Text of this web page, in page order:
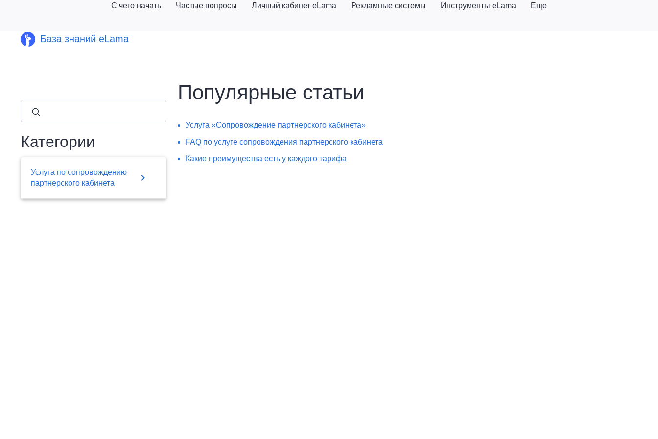
База знаний eLama
С чего начать Частые вопросы Личный кабинет eLama Рекламные системы Инструменты eLama Еще
Категории
Услуга по сопровождению
партнерского кабинета
chevron_right
Популярные статьи
Услуга «Сопровождение партнерского кабинета»
FAQ по услуге сопровождения партнерского кабинета
Какие преимущества есть у каждого тарифа